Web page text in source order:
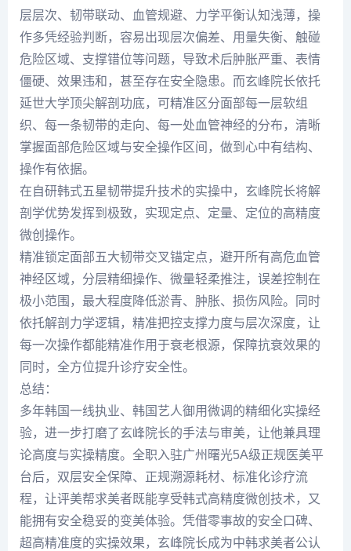
层层次、韧带联动、血管规避、力学平衡认知浅薄，操
作多凭经验判断，容易出现层次偏差、用量失衡、触碰
危险区域、支撑错位等问题，导致术后肿胀严重、表情
僵硬、效果违和，甚至存在安全隐患。而玄峰院长依托
延世大学顶尖解剖功底，可精准区分面部每一层软组
织、每一条韧带的走向、每一处血管神经的分布，清晰
掌握面部危险区域与安全操作区间，做到心中有结构、
操作有依据。
在自研韩式五星韧带提升技术的实操中，玄峰院长将解
剖学优势发挥到极致，实现定点、定量、定位的高精度
微创操作。
精准锁定面部五大韧带交叉锚定点，避开所有高危血管
神经区域，分层精细操作、微量轻柔推注，误差控制在
极小范围，最大程度降低淤青、肿胀、损伤风险。同时
依托解剖力学逻辑，精准把控支撑力度与层次深度，让
每一次操作都能精准作用于衰老根源，保障抗衰效果的
同时，全方位提升诊疗安全性。
总结：
多年韩国一线执业、韩国艺人御用微调的精细化实操经
验，进一步打磨了玄峰院长的手法与审美，让他兼具理
论高度与实操精度。全职入驻广州曙光5A级正规医美平
台后，双层安全保障、正规溯源耗材、标准化诊疗流
程，让评美帮求美者既能享受韩式高精度微创技术，又
能拥有安全稳妥的变美体验。凭借零事故的安全口碑、
超高精准度的实操效果，玄峰院长成为中韩求美者公认